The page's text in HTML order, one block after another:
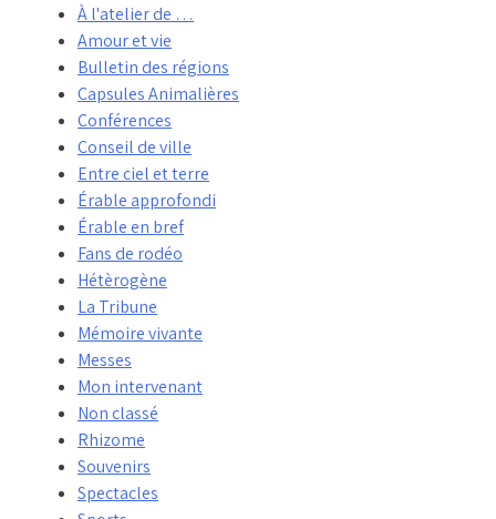
À l'atelier de …
Amour et vie
Bulletin des régions
Capsules Animalières
Conférences
Conseil de ville
Entre ciel et terre
Érable approfondi
Érable en bref
Fans de rodéo
Hétèrogène
La Tribune
Mémoire vivante
Messes
Mon intervenant
Non classé
Rhizome
Souvenirs
Spectacles